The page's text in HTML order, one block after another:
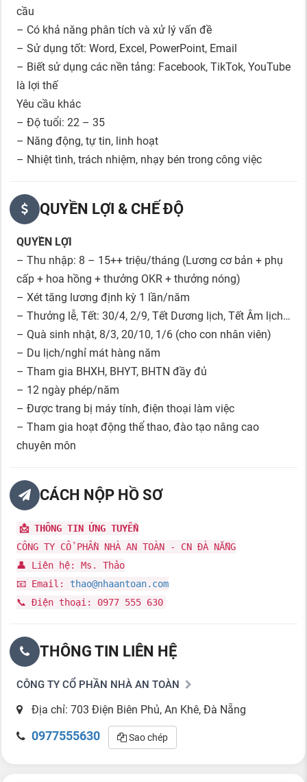
cầu
– Có khả năng phân tích và xử lý vấn đề
– Sử dụng tốt: Word, Excel, PowerPoint, Email
– Biết sử dụng các nền tảng: Facebook, TikTok, YouTube
là lợi thế
Yêu cầu khác
– Độ tuổi: 22 – 35
– Năng động, tự tin, linh hoạt
– Nhiệt tình, trách nhiệm, nhạy bén trong công việc
QUYỀN LỢI & CHẾ ĐỘ
QUYỀN LỢI
– Thu nhập: 8 – 15++ triệu/tháng (Lương cơ bản + phụ
cấp + hoa hồng + thưởng OKR + thưởng nóng)
– Xét tăng lương định kỳ 1 lần/năm
– Thưởng lễ, Tết: 30/4, 2/9, Tết Dương lịch, Tết Âm lịch…
– Quà sinh nhật, 8/3, 20/10, 1/6 (cho con nhân viên)
– Du lịch/nghỉ mát hàng năm
– Tham gia BHXH, BHYT, BHTN đầy đủ
– 12 ngày phép/năm
– Được trang bị máy tính, điện thoại làm việc
– Tham gia hoạt động thể thao, đào tạo nâng cao
chuyên môn
CÁCH NỘP HỒ SƠ
📩 THÔNG TIN ỨNG TUYỂN
CÔNG TY CỔ PHẦN NHÀ AN TOÀN - CN ĐÀ NẴNG
👤 Liên hệ: Ms. Thảo
📧 Email: thao@nhaantoan.com
📞 Điện thoại: 0977 555 630
THÔNG TIN LIÊN HỆ
CÔNG TY CỔ PHẦN NHÀ AN TOÀN
Địa chỉ: 703 Điện Biên Phủ, An Khê, Đà Nẵng
0977555630 Sao chép